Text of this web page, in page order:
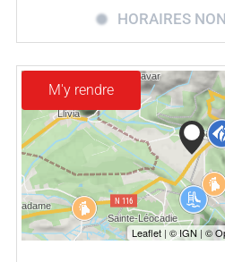
HORAIRES
M'y rendre